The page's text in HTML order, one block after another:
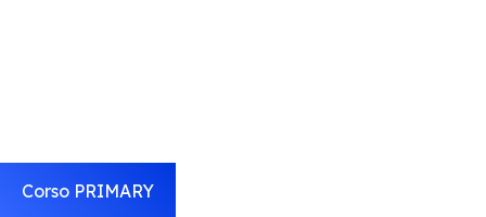
Corso PRIMARY